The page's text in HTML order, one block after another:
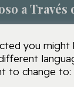
a
you might
to change to: